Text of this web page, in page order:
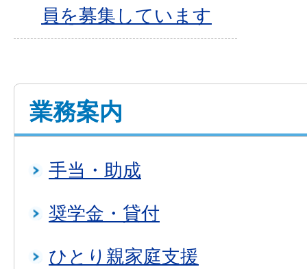
員を募集しています
業務案内
手当・助成
奨学金・貸付
ひとり親家庭支援